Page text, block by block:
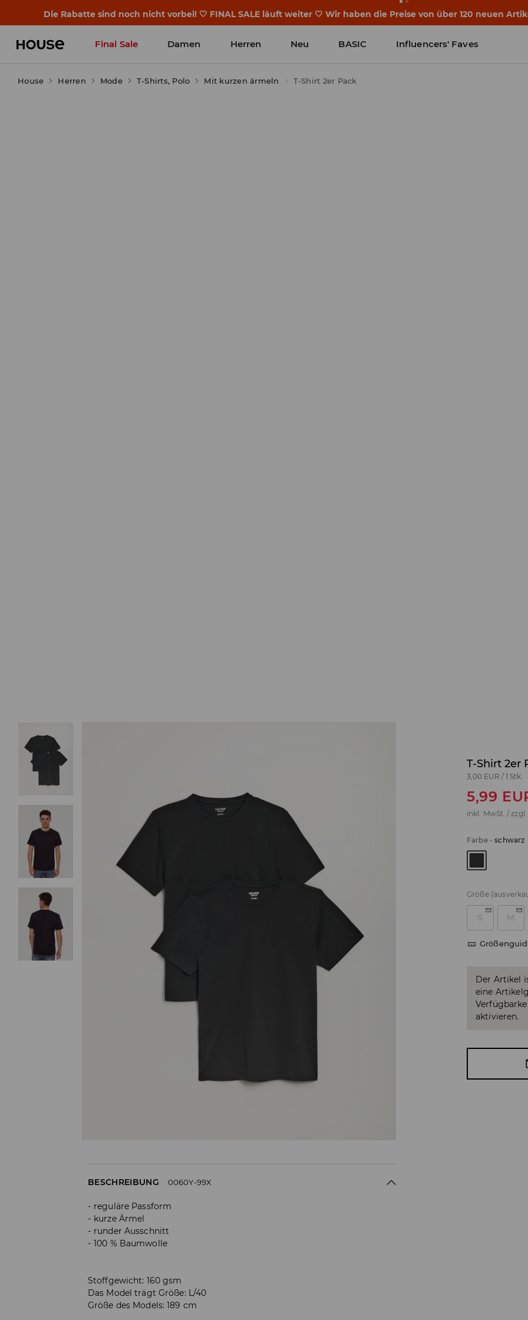
Die Rabatte sind noch nicht vorbei! 🤍 FINAL SALE läuft weiter 🤍 Wir haben die Preise von über 120 neuen
Final Sale Damen Herren Neu BASIC Influencers' Faves
House Herren Mode T-Shirts, Polo Mit kurzen ärmeln T-Shirt 2er Pack
T-Shirt 2er
3,00 EUR / 1 Stk.
5,99
inkl. MwSt. / zzgl.
Farbe-schwarz
Größe
S M
Der Artikel
eine
aktivieren.
BESCHREIBUNG 0060Y-99X
reguläre Passform
kurze Ärmel
runder Ausschnitt
100 % Baumwolle
Stoffgewicht: 160 gsm
Das Model trägt Größe: L/40
Größe des Models: 189 cm